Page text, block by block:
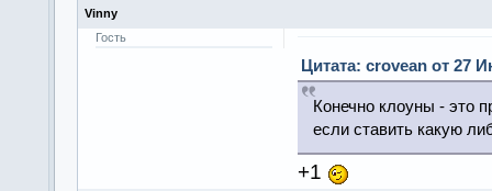
Vinny
Гость
Цитата: crovean от 27
Конечно клоуны - это
если ставить какую
+1